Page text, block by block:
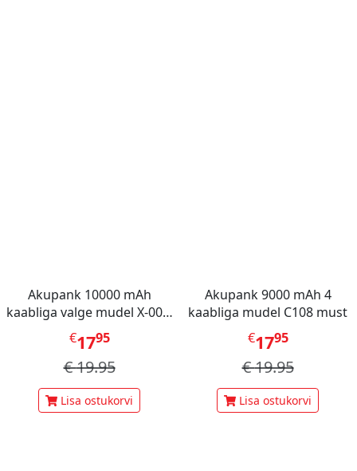
Akupank 10000 mAh
kaabliga valge mudel X-001,
Mini Berry
€1795
€19.95
Lisa ostukorvi
Akupank 9000 mAh 4
kaabliga mudel C108 must
€1795
€19.95
Lisa ostukorvi